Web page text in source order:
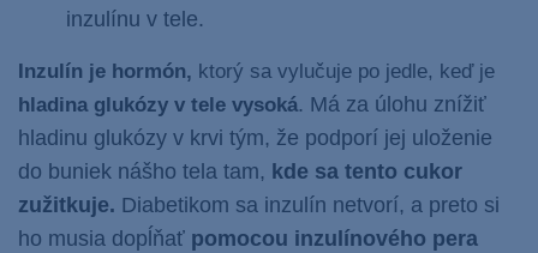
inzulínu v tele.
Inzulín je hormón, ktorý sa vylučuje po jedle, keď je
hladina glukózy v tele vysoká. Má za úlohu znížiť
hladinu glukózy v krvi tým, že podporí jej uloženie
do buniek nášho tela tam, kde sa tento cukor
zužitkuje. Diabetikom sa inzulín netvorí, a preto si
ho musia dopĺňať pomocou inzulínového pera